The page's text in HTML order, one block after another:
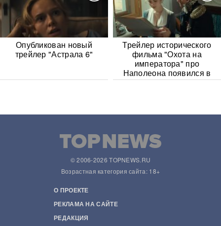
Опубликован новый
трейлер "Астрала 6"
Трейлер исторического
фильма "Охота на
императора" про
Наполеона появился в
Сети
© 2006-2026 TOPNEWS.RU
Возрастная категория сайта: 18+
О ПРОЕКТЕ
РЕКЛАМА НА САЙТЕ
РЕДАКЦИЯ